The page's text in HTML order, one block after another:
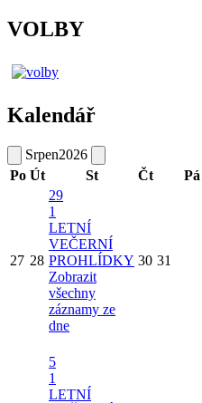
VOLBY
Kalendář
Srpen2026
Po Út St Čt Pá
27 28
29
1
LETNÍ
VEČERNÍ
PROHLÍDKY
Zobrazit
všechny
záznamy ze
dne
30 31
5
1
LETNÍ